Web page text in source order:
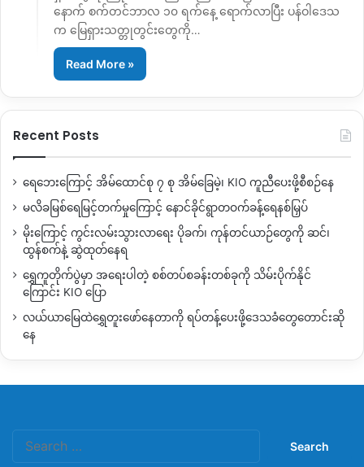
နောက် စက်တင်ဘာလ ၁၀ ရက်နေ့ ရောက်လာပြီး ပန်ဝါဒေသ
က မြေရှားသတ္တုတွင်းတွေကို…
Read More »
Recent Posts
ရေဘေးကြောင့် အိမ်ထောင်စု ၇ စု အိမ်ခြေမဲ့၊ KIO ကူညီပေးဖို့စီစဉ်နေ
မလိခမြစ်ရေမြင့်တက်မှုကြောင့် နောင်ခိုင်ရွာတဝက်ခန့်ရေနစ်မြှပ်
မိုးကြောင့် ကွင်းလမ်းသွားလာရေး ပိုခက်၊ ကုန်တင်ယာဉ်တွေကို ဆင်၊
ထွန်စက်နဲ့ ဆွဲထုတ်နေရ
ရွှေကူတိုက်ပွဲမှာ အရေးပါတဲ့ စစ်တပ်စခန်းတစ်ခုကို သိမ်းပိုက်နိုင်
ကြောင်း KIO ပြော
လယ်ယာမြေထဲရွှေတူးဖော်နေတာကို ရပ်တန့်ပေးဖို့ဒေသခံတွေတောင်းဆို
နေ